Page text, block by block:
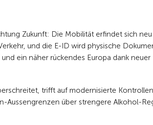
Zukunft: Die Mobilität erfindet sich
und die E-ID wird physische
ein näher rückendes Europa dank neuer
trifft auf modernisierte
Aussengrenzen über strengere Alkohol-